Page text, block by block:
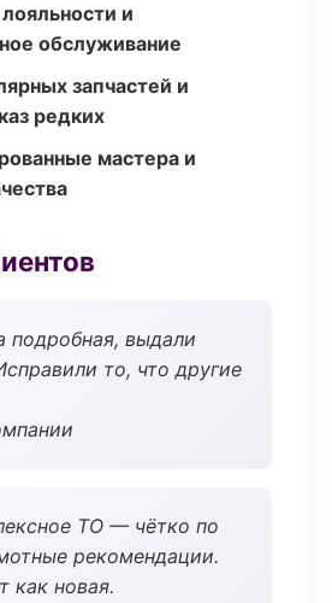
и
обслуживание
запчастей и
редких
мастера и
подробная, выдали
то, что другие
ТО — чётко по
рекомендации.
как новая.